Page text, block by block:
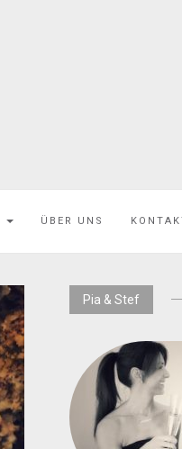
ÜBER UNS
Pia & Stef